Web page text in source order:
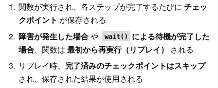
関数が実行され、各ステップが完了するたびにチェッ
クポイント が保存される
障害が発生した場合や wait()
による待機が完了した
場合 、関数は最初から再実行（リプレイ）
される
リプレイ時、 完了済みのチェックポイントはスキップ
され、保存された結果が使用される